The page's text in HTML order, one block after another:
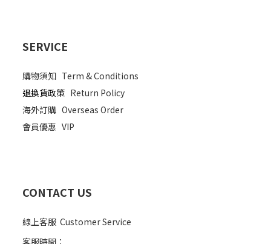
SERVICE
購物須知 Term & Conditions
退換貨政策 Return Policy
海外訂購 Overseas Order
會員優惠 VIP
CONTACT US
線上客服 Customer Service
客服時間：